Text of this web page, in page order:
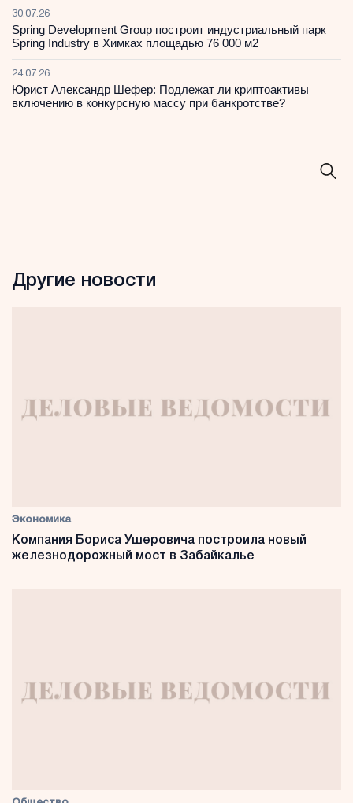
30.07.26
Spring Development Group построит индустриальный парк
Spring Industry в Химках площадью 76 000 м2
24.07.26
Юрист Александр Шефер: Подлежат ли криптоактивы
включению в конкурсную массу при банкротстве?
Другие новости
Экономика
Компания Бориса Ушеровича построила новый
железнодорожный мост в Забайкалье